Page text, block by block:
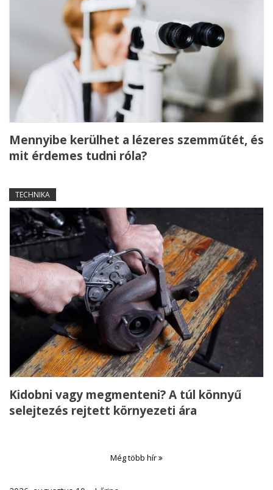
Mennyibe kerülhet a lézeres szemműtét, és
mit érdemes tudni róla?
TECHNIKA
Kidobni vagy megmenteni? A túl könnyű
selejtezés rejtett környezeti ára
Még több hír